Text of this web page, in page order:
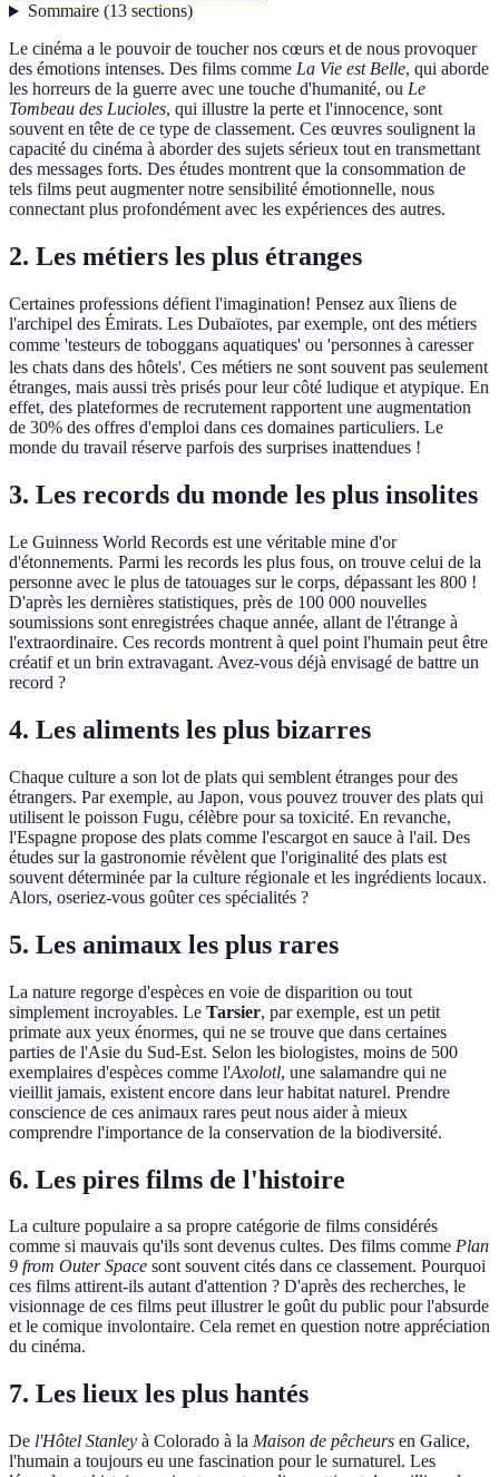
Sommaire(13 sections)
Le cinéma a le pouvoir de toucher nos cœurs et de nous provoquer
des émotions intenses. Des films comme La Vie est Belle, qui aborde
les horreurs de la guerre avec une touche d'humanité, ou Le
Tombeau des Lucioles, qui illustre la perte et l'innocence, sont
souvent en tête de ce type de classement. Ces œuvres soulignent la
capacité du cinéma à aborder des sujets sérieux tout en transmettant
des messages forts. Des études montrent que la consommation de
tels films peut augmenter notre sensibilité émotionnelle, nous
connectant plus profondément avec les expériences des autres.
2. Les métiers les plus étranges
Certaines professions défient l'imagination! Pensez aux îliens de
l'archipel des Émirats. Les Dubaïotes, par exemple, ont des métiers
comme 'testeurs de toboggans aquatiques' ou 'personnes à caresser
les chats dans des hôtels'. Ces métiers ne sont souvent pas seulement
étranges, mais aussi très prisés pour leur côté ludique et atypique. En
effet, des plateformes de recrutement rapportent une augmentation
de 30% des offres d'emploi dans ces domaines particuliers. Le
monde du travail réserve parfois des surprises inattendues !
3. Les records du monde les plus insolites
Le Guinness World Records est une véritable mine d'or
d'étonnements. Parmi les records les plus fous, on trouve celui de la
personne avec le plus de tatouages sur le corps, dépassant les 800 !
D'après les dernières statistiques, près de 100 000 nouvelles
soumissions sont enregistrées chaque année, allant de l'étrange à
l'extraordinaire. Ces records montrent à quel point l'humain peut être
créatif et un brin extravagant. Avez-vous déjà envisagé de battre un
record ?
4. Les aliments les plus bizarres
Chaque culture a son lot de plats qui semblent étranges pour des
étrangers. Par exemple, au Japon, vous pouvez trouver des plats qui
utilisent le poisson Fugu, célèbre pour sa toxicité. En revanche,
l'Espagne propose des plats comme l'escargot en sauce à l'ail. Des
études sur la gastronomie révèlent que l'originalité des plats est
souvent déterminée par la culture régionale et les ingrédients locaux.
Alors, oseriez-vous goûter ces spécialités ?
5. Les animaux les plus rares
La nature regorge d'espèces en voie de disparition ou tout
simplement incroyables. Le Tarsier, par exemple, est un petit
primate aux yeux énormes, qui ne se trouve que dans certaines
parties de l'Asie du Sud-Est. Selon les biologistes, moins de 500
exemplaires d'espèces comme l'Axolotl, une salamandre qui ne
vieillit jamais, existent encore dans leur habitat naturel. Prendre
conscience de ces animaux rares peut nous aider à mieux
comprendre l'importance de la conservation de la biodiversité.
6. Les pires films de l'histoire
La culture populaire a sa propre catégorie de films considérés
comme si mauvais qu'ils sont devenus cultes. Des films comme Plan
9 from Outer Space sont souvent cités dans ce classement. Pourquoi
ces films attirent-ils autant d'attention ? D'après des recherches, le
visionnage de ces films peut illustrer le goût du public pour l'absurde
et le comique involontaire. Cela remet en question notre appréciation
du cinéma.
7. Les lieux les plus hantés
De l'Hôtel Stanley à Colorado à la Maison de pêcheurs en Galice,
l'humain a toujours eu une fascination pour le surnaturel. Les